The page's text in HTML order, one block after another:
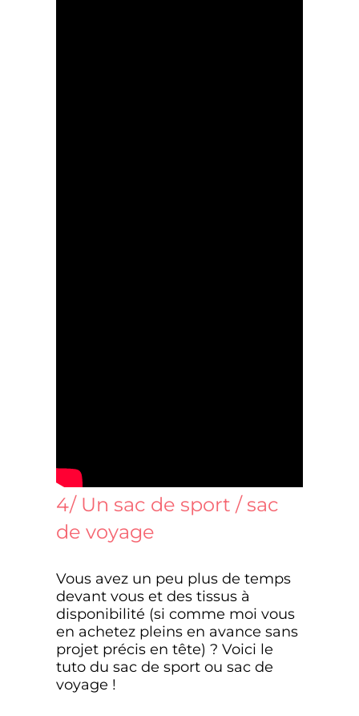
4/ Un sac de sport / sac
de voyage
Vous avez un peu plus de temps
devant vous et des tissus à
disponibilité (si comme moi vous
en achetez pleins en avance sans
projet précis en tête) ? Voici le
tuto du sac de sport ou sac de
voyage !